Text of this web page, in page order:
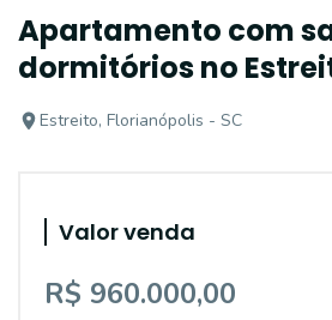
Apartamento com
dormitórios no
Estreito, Florianópolis - SC
Valor venda
R$ 960.000,00